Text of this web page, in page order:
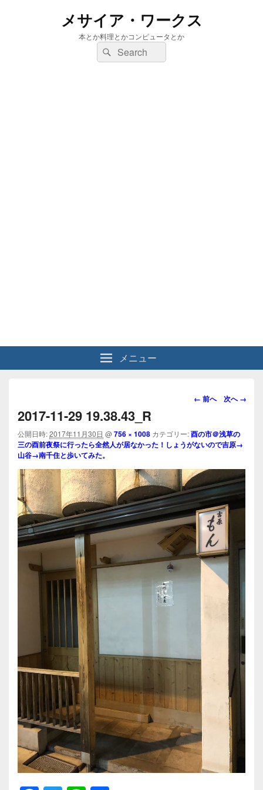
メサイア・ワークス
本とか料理とかコンピュータとか
検
索:
検
索
メニュー
画
ビ
ゲ
シ
ョ
ン
← 前へ 次へ →
2017-11-29 19.38.43_R
公開日時:2017年11月30日 @756 × 1008 カテゴリー:酉の市＠浅草の
三の酉前夜祭に行ったら全然人が居なかった！しょうがないので吉原→
山谷→南千住と歩いてみた。